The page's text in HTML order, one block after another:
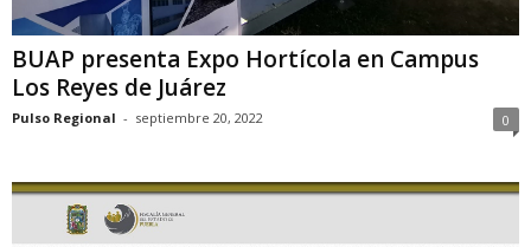
BUAP presenta Expo Hortícola en Campus
Los Reyes de Juárez
Pulso Regional - septiembre 20, 2022 0